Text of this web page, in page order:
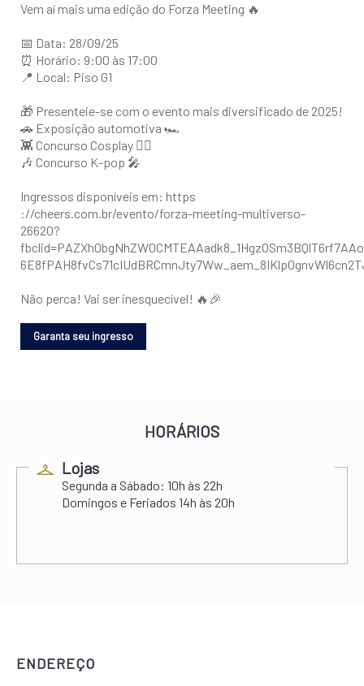
Vem aí mais uma edição do Forza Meeting 🔥
📅 Data: 28/09/25
⏰ Horário: 9:00 às 17:00
📍 Local: Piso G1
🎁 Presenteie-se com o evento mais diversificado de 2025!
🚗 Exposição automotiva 🏎️
👾 Concurso Cosplay 🦸‍♂️
🎶 Concurso K-pop 🎤
Ingressos disponíveis em: https
://cheers.com.br/evento/forza-meeting-multiverso-
26620?
Não perca! Vai ser inesquecível! 🔥🎉
HORÁRIOS
Lojas
Segunda a Sábado: 10h às 22h
Domingos e Feriados 14h às 20h
ENDEREÇO